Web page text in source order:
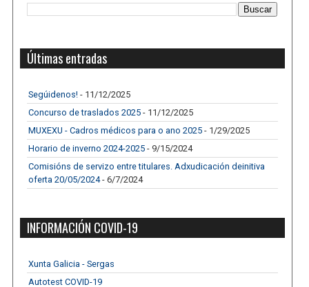
Últimas entradas
Segúidenos! - 11/12/2025
Concurso de traslados 2025 - 11/12/2025
MUXEXU - Cadros médicos para o ano 2025 - 1/29/2025
Horario de inverno 2024-2025 - 9/15/2024
Comisións de servizo entre titulares. Adxudicación deinitiva
oferta 20/05/2024- 6/7/2024
INFORMACIÓN COVID-19
Xunta Galicia - Sergas
Autotest COVID-19